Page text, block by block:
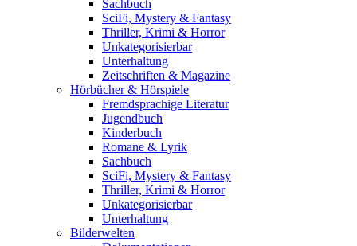
Sachbuch
SciFi, Mystery & Fantasy
Thriller, Krimi & Horror
Unkategorisierbar
Unterhaltung
Zeitschriften & Magazine
Hörbücher & Hörspiele
Fremdsprachige Literatur
Jugendbuch
Kinderbuch
Romane & Lyrik
Sachbuch
SciFi, Mystery & Fantasy
Thriller, Krimi & Horror
Unkategorisierbar
Unterhaltung
Bilderwelten